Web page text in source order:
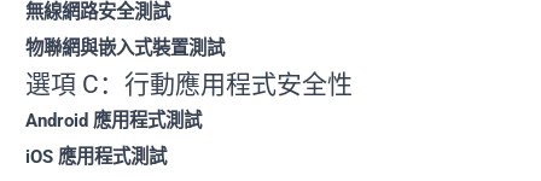
無線網路安全測試
物聯網與嵌入式裝置測試
選項 C：行動應用程式安全性
Android 應用程式測試
iOS 應用程式測試